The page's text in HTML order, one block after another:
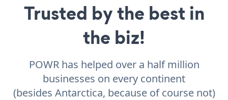
Trusted by the best in
the biz!
POWR has helped over a half million
businesses on every continent
(besides Antarctica, because of course not)